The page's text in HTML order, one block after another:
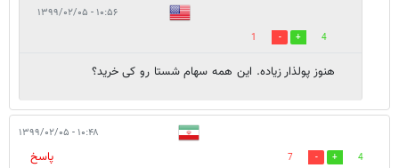
۱۰:۵۶ - ۱۳۹۹/۰۲/۰۵
4
1
هنوز پولذار زیاده. این همه سهام شستا رو کی خرید؟
۱۰:۴۸ - ۱۳۹۹/۰۲/۰۵
4
7
پاسخ